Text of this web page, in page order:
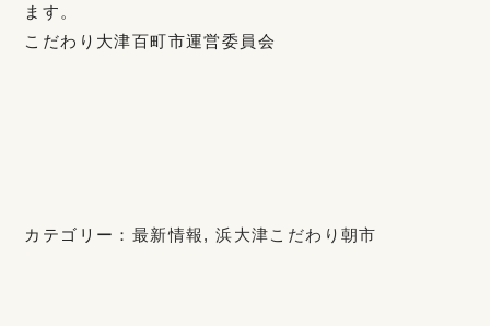
ます。
こだわり大津百町市運営委員会
カテゴリー： 最新情報,浜大津こだわり朝市